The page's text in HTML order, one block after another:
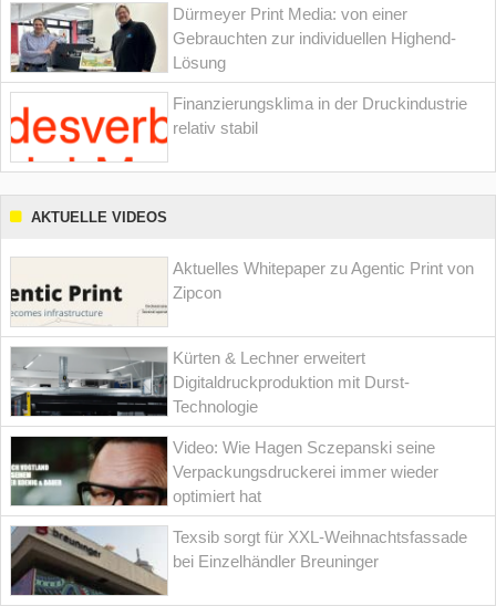
Dürmeyer Print Media: von einer
Gebrauchten zur individuellen Highend-
Lösung
Finanzierungsklima in der Druckindustrie
relativ stabil
AKTUELLE VIDEOS
Aktuelles Whitepaper zu Agentic Print von
Zipcon
Kürten & Lechner erweitert
Digitaldruckproduktion mit Durst-
Technologie
Video: Wie Hagen Sczepanski seine
Verpackungsdruckerei immer wieder
optimiert hat
Texsib sorgt für XXL-Weihnachtsfassade
bei Einzelhändler Breuninger